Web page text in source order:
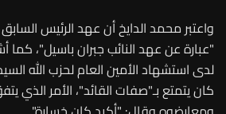
واعتبر محمد الدايخ أن عهد الرئيس
"عبارة عن عهد النائب جبران باسيل"، كما
لدى استشهاد الأمين العام لحزب الله
كان يتمتع بـ"صفات القائد"، الأمر الذي